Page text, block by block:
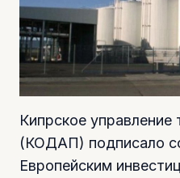
Кипрское
(КОДАП) подписало
Европейским